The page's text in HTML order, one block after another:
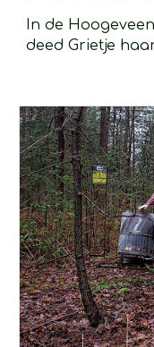
In de
deed Grietje